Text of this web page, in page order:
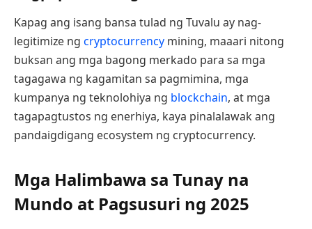
Kapag ang isang bansa tulad ng Tuvalu ay nag-
legitimize ng cryptocurrency mining, maaari nitong
buksan ang mga bagong merkado para sa mga
tagagawa ng kagamitan sa pagmimina, mga
kumpanya ng teknolohiya ng blockchain, at mga
tagapagtustos ng enerhiya, kaya pinalalawak ang
pandaigdigang ecosystem ng cryptocurrency.
Mga Halimbawa sa Tunay na
Mundo at Pagsusuri ng 2025